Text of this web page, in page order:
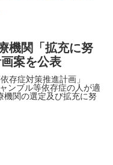
機関「拡充に努
案を公表
存症対策推進計画」
ンブル等依存症の人が適
機関の選定及び拡充に努